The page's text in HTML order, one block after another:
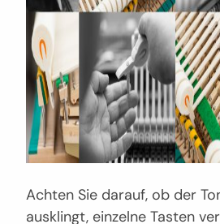
Achten Sie darauf, ob der
ausklingt, einzelne Tasten